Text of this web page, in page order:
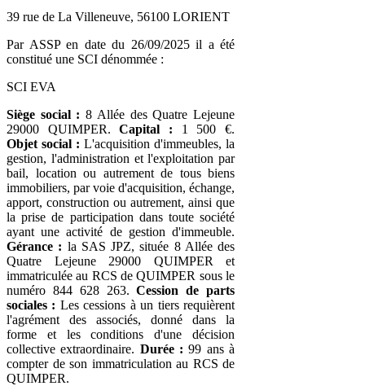
39 rue de La Villeneuve, 56100 LORIENT
Par ASSP en date du 26/09/2025 il a été
constitué une SCI dénommée :
SCI EVA
Siège social : 8 Allée des Quatre Lejeune
29000 QUIMPER.Capital : 1 500 €.
Objet social : L'acquisition d'immeubles, la
gestion, l'administration et l'exploitation par
bail, location ou autrement de tous biens
immobiliers, par voie d'acquisition, échange,
apport, construction ou autrement, ainsi que
la prise de participation dans toute société
ayant une activité de gestion d'immeuble.
Gérance : la SAS JPZ, située 8 Allée des
Quatre Lejeune 29000 QUIMPER et
immatriculée au RCS de QUIMPER sous le
numéro 844 628 263.Cession de parts
sociales : Les cessions à un tiers requièrent
l'agrément des associés, donné dans la
forme et les conditions d'une décision
collective extraordinaire. Durée : 99 ans à
compter de son immatriculation au RCS de
QUIMPER.